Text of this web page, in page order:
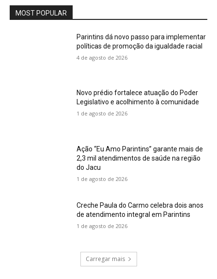
MOST POPULAR
Parintins dá novo passo para implementar
políticas de promoção da igualdade racial
4 de agosto de 2026
Novo prédio fortalece atuação do Poder
Legislativo e acolhimento à comunidade
1 de agosto de 2026
Ação “Eu Amo Parintins” garante mais de
2,3 mil atendimentos de saúde na região
do Jacu
1 de agosto de 2026
Creche Paula do Carmo celebra dois anos
de atendimento integral em Parintins
1 de agosto de 2026
Carregar mais